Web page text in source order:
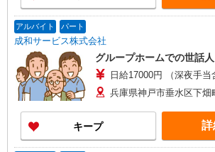
早朝夜間（〜8:00、18:00〜
が同時給 ◎キャンセル手当
アルバイト パート
成和サービス株式会社
グループホームでの世話人
日給17000円 （深夜手当
兵庫県神戸市垂水区下畑
キープ 詳